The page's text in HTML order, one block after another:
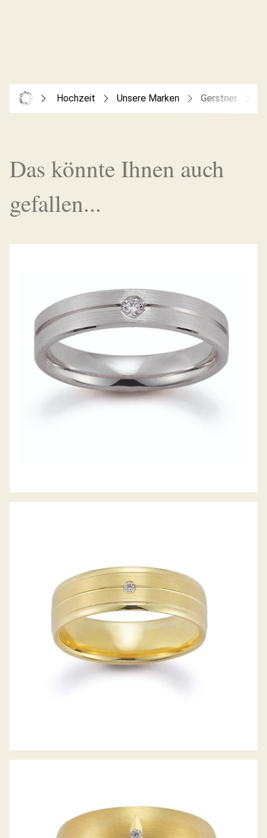
Hochzeit Unsere Marken Gerstner
Das könnte Ihnen auch
gefallen...
GERSTNER TRAURINGE
GERSTNER TRAURINGE
GERSTNER TRAURINGE